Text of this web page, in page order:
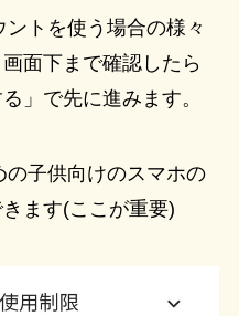
トを使う場合の様々
面下まで確認したら
」で先に進みます。
子供向けのスマホの
ます(ここが重要)